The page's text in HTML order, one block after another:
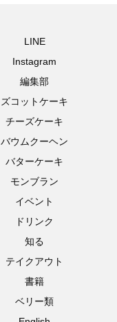
LINE
Instagram
編集部
ズコットケーキ
チーズケーキ
バウムクーヘン
バターケーキ
モンブラン
イベント
ドリンク
知る
テイクアウト
書籍
ベリー類